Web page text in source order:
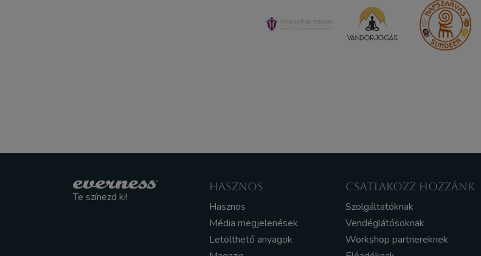
Te színezd ki!
HASZNOS
Hasznos
Média megjelenések
Letölthető anyagok
CSATLAKOZZ HOZZÁNK
Szolgáltatóknak
Vendéglátósoknak
Workshop partnereknek